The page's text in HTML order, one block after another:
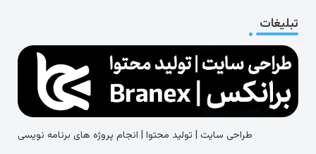
تبلیغات
طراحی سایت | تولید محتوا | انجام پروژه های برنامه نویسی